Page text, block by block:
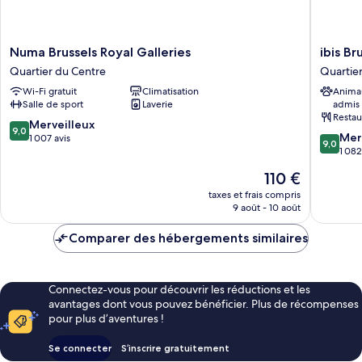
Numa
Brussels
Royal
Galleries
Quartier
du
Centre
Numa Brussels Royal Galleries
Quartier du Centre
Wi-Fi gratuit
Climatisation
Salle de sport
Laverie
9.0
sur
9,0 Merveilleux
1 007 avis
Le
nouveau
prix
de
110 €
taxes et frais compris
9 août - 10 août
ibis
Brussels
off
Grand
Place
Quartier
du
Centre
ibis
admis
9.0
sur
9,0
1
Comparer des hébergements similaires
Connectez-vous pour découvrir les réductions et les
avantages dont vous pouvez bénéficier. Plus de récompenses
pour plus d’aventures !
Se connecter S’inscrire gratuitement